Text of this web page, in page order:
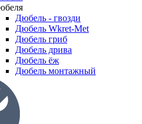
Дюбель - гвозди
Дюбель Wkret-Met
Дюбель гриб
Дюбель дрива
Дюбель ёж
Дюбель монтажный